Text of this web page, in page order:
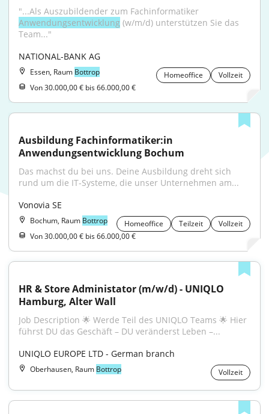
Anwendungsentwicklung (w/m/d) unterstützen Sie das
Team..."
NATIONAL-BANK AG
Essen, Raum Bottrop Homeoffice
Vollzeit
Von 30.000,00 € bis 66.000,00 €
Ausbildung Fachinformatiker:in
Anwendungsentwicklung Bochum
Das machst du bei uns. Deine Ausbildung dreht sich
rund um die IT-Systeme, die unser Unternehmen am...
Vonovia SE
Bochum, Raum Bottrop Homeoffice Teilzeit
Vollzeit
Von 30.000,00 € bis 66.000,00 €
HR & Store Administator (m/w/d) - UNIQLO
Hamburg, Alter Wall
Job Description 🌟 Werde Teil des UNIQLO Teams 🌟 Hier
führst DU das Geschäft – DU veränderst Leben –...
UNIQLO EUROPE LTD - German branch
Oberhausen, Raum Bottrop Vollzeit